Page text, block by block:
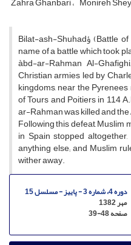
Bilat-ash-Shuhadؤ (Battle of Poitiers of Battle of Tours) is the
name of a battle which took
àbd-ar-Rahman Al-
Christian armies led by
kingdoms, near the
of Tours and Poitiers in 114
ar-Rahman was killed and
Following this defeat, Muslim
in Spain stopped
anything else; and Muslim
wither away.
دوره 4، شماره 3 - پاییز - مسلسل 15
مهر 1382
صفحه39-48